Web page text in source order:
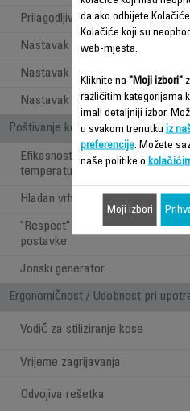
Prilagodljiva temperatura
Nastavak 1:
Nastavak 2:
Nastavak 3:
Poštivanje kose i ergonomičnost
Efikasnost na niskim
temperaturama
Hladan vrh
"Respect" temperaturne
postavke
Jonski generator
Ergonomičnost / Udobnost pri
Vodič za stiliziranje kose
Vrijeme zagrijavanja
Odvojiva rešetka
da ako odbijete
Kolačiće koji su
web-mjesta.
Kliknite na "Moji izbori"
različitim kategorijama
imali detaljniji izbor.
u svakom trenutku iz
preferencije. Možete
naše politike o
Moji izbori